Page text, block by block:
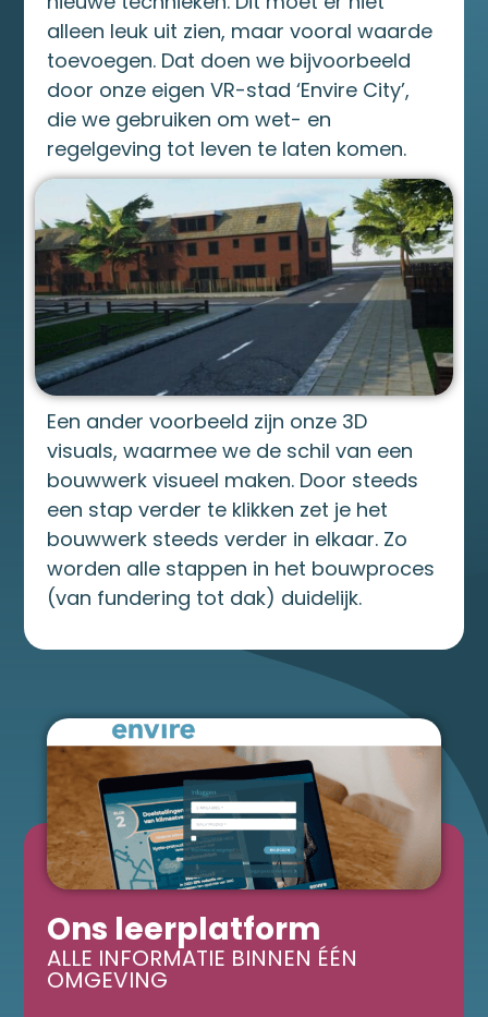
alleen leuk uit zien, maar vooral waarde
toevoegen. Dat doen we bijvoorbeeld
door onze eigen VR-stad ‘Envire City’,
die we gebruiken om wet- en
regelgeving tot leven te laten komen.
Een ander voorbeeld zijn onze 3D
visuals, waarmee we de schil van een
bouwwerk visueel maken. Door steeds
een stap verder te klikken zet je het
bouwwerk steeds verder in elkaar. Zo
worden alle stappen in het bouwproces
(van fundering tot dak) duidelijk.
Ons leerplatform
ALLE INFORMATIE BINNEN ÉÉN
OMGEVING